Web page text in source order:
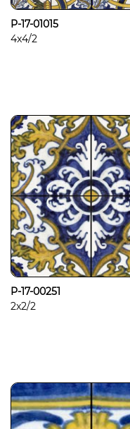
P-17-01015
4x4/2
P-17-00251
2x2/2